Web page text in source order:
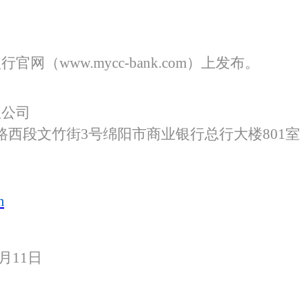
官网（www.mycc-bank.com）上发布。
司
西段文竹街3号绵阳市商业银行总行大楼801室
月 11 日